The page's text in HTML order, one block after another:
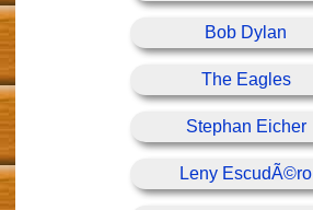
Bob Dylan
The Eagles
Stephan Eicher
Leny EscudÃ©ro